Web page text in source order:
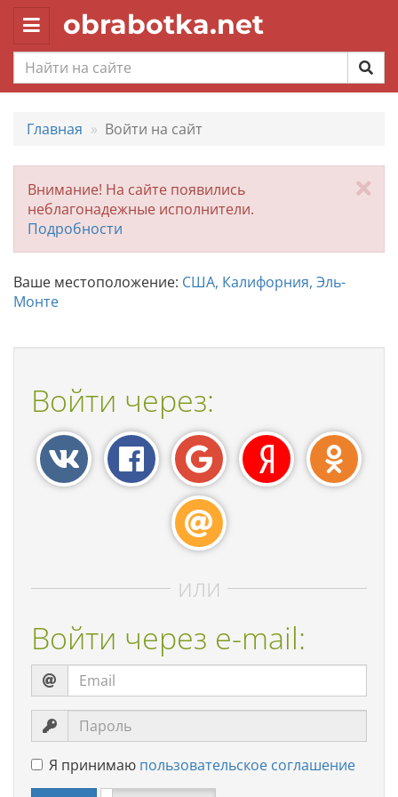
Toggle
navigation
obrabotka.net
Главная Войти на сайт
Внимание! На сайте появились
неблагонадежные исполнители.
Подробности
Ваше местоположение: США, Калифорния, Эль-
Монте
Войти через:
или
Войти через e-mail:
Я принимаю пользовательское соглашение